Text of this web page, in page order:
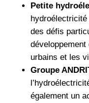
Petite
des défis
urbains et les
Groupe
également un